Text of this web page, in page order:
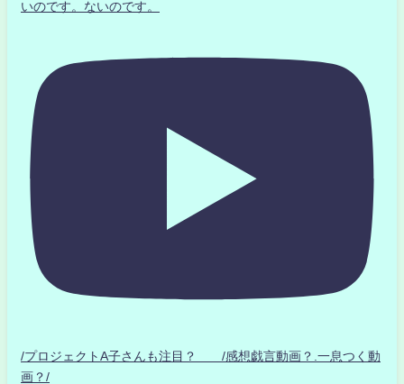
いのです。ないのです。
/プロジェクトA子さんも注目？ /感想戯言動画？.一息つく動
画？/